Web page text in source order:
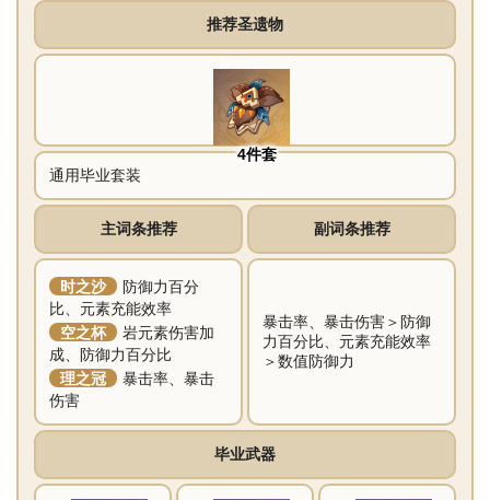
推荐圣遗物
4件套
通用毕业套装
主词条推荐 副词条推荐
时之沙
防御力百分
比、元素充能效率
空之杯
岩元素伤害加
成、防御力百分比
理之冠
暴击率、暴击
伤害
暴击率、暴击伤害＞防御
力百分比、元素充能效率
＞数值防御力
毕业武器